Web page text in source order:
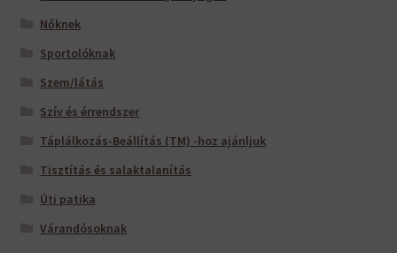
Nőknek
Sportolóknak
Szem/látás
Szív és érrendszer
Táplálkozás-Beállítás (TM) -hoz ajánljuk
Tisztítás és salaktalanítás
Úti patika
Várandósoknak